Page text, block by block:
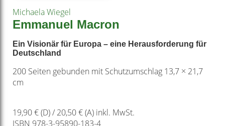
Michaela Wiegel
Emmanuel Macron
Ein Visionär für Europa – eine Herausforderung für
Deutschland
200 Seiten gebunden mit Schutzumschlag 13,7 × 21,7
cm
19,90 € (D) / 20,50 € (A) inkl. MwSt.
ISBN 978-3-95890-183-4